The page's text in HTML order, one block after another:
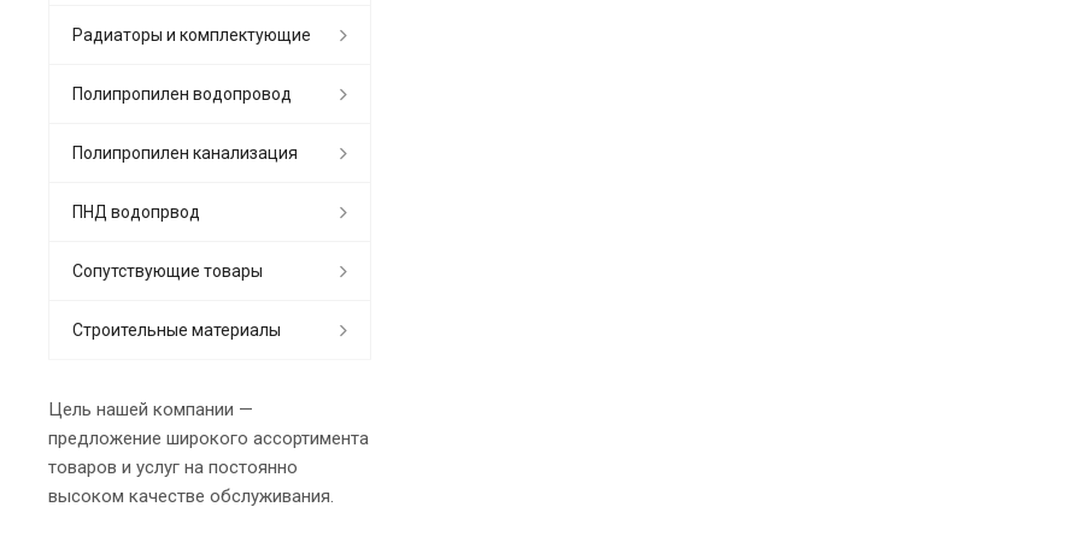
Радиаторы и комплектующие
Полипропилен водопровод
Полипропилен канализация
ПНД водопрвод
Сопутствующие товары
Строительные материалы
Цель нашей компании —
предложение широкого ассортимента
товаров и услуг на постоянно
высоком качестве обслуживания.